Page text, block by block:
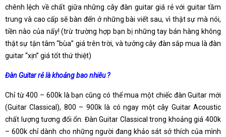
chênh lệch về chất giữa những cây đàn guitar giá rẻ với guitar tầm
trung và cao cấp sẽ bàn đến ở những bài viết sau, vì thật sự mà nói,
tiền nào của nấy! (trừ trường hợp bạn bị những tay bán hàng không
thật sự tận tâm “bùa” giá trên trời, và tưởng cây đàn sắp mua là đàn
guitar “xịn” giá tốt thứ thiệt)
Đàn Guitar rẻ là khoảng bao nhiêu ?
Chỉ từ 400 – 600k là bạn cũng có thể mua một chiếc đàn Guitar mới
(Guitar Classical), 800 – 900k là có ngay một cây Guitar Acoustic
chất lượng tương đối ổn. Đàn Guitar Classical trong khoảng giá 400k
– 600k chỉ dành cho những người đang khảo sát sở thích của mình